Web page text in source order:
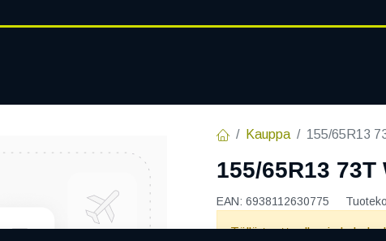
Kauppa 155/65R13
155/65R13 73T
EAN: 6938112630775
Tällä tuotteella ei ole